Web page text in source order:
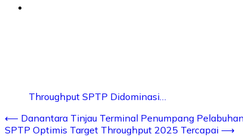
Throughput SPTP Didominasi…
⟵ Danantara Tinjau Terminal Penumpang
SPTP Optimis Target Throughput 2025 Tercapai ⟶